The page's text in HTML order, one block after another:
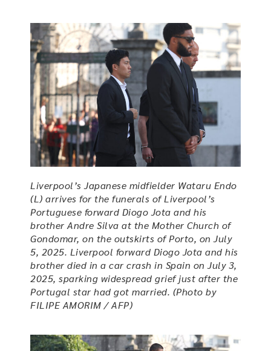
Liverpool’s Japanese midfielder Wataru Endo
(L) arrives for the funerals of Liverpool’s
Portuguese forward Diogo Jota and his
brother Andre Silva at the Mother Church of
Gondomar, on the outskirts of Porto, on July
5, 2025. Liverpool forward Diogo Jota and his
brother died in a car crash in Spain on July 3,
2025, sparking widespread grief just after the
Portugal star had got married. (Photo by
FILIPE AMORIM / AFP)